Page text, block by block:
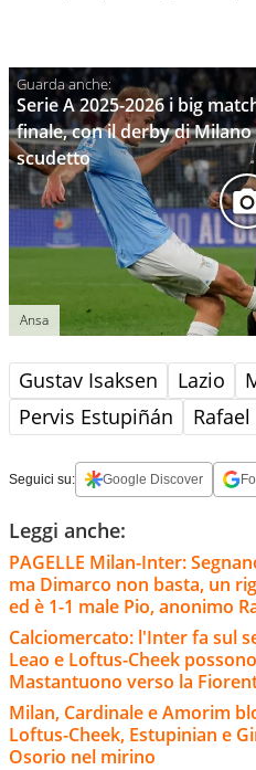
Serie A 2025-2026 i big
finale, con il derby di
scudetto
Ansa
Gustav Isaksen Lazio
Pervis Estupiñán
Rafael
Seguici su: Google Discover
Leggi anche:
PAGELLE Milan-Inter:
ma Dimarco non basta, un
ed è 1-1 male Pio, anonimo
Calciomercato: l'Inter fa sul
Leao e Loftus-Cheek
Mastantuono verso la
Milan, Cardinale e Amorim
Loftus-Cheek, Estupinian e
Osorio nel mirino